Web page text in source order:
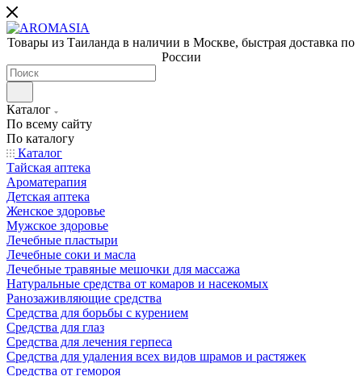
Товары из Таиланда в наличии в Москве, быстрая доставка по
России
Каталог
По всему сайту
По каталогу
Каталог
Тайская аптека
Ароматерапия
Детская аптека
Женское здоровье
Мужское здоровье
Лечебные пластыри
Лечебные соки и масла
Лечебные травяные мешочки для массажа
Натуральные средства от комаров и насекомых
Ранозаживляющие средства
Средства для борьбы с курением
Средства для глаз
Средства для лечения герпеса
Средства для удаления всех видов шрамов и растяжек
Средства от гемороя